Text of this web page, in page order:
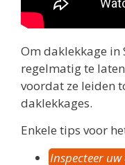
Om daklekkage in
regelmatig te
voordat ze leiden
daklekkages.
Enkele tips voor
Inspecteer